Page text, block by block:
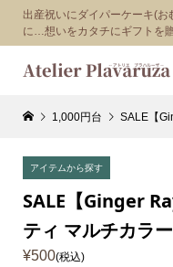
出産祝いにダイパーケーキ(お
に…想いをカタチにギフトを
1,000円台 SALE【
アイテムから探す
SALE【Ginger
ティ マルチカラー
¥500(税込)